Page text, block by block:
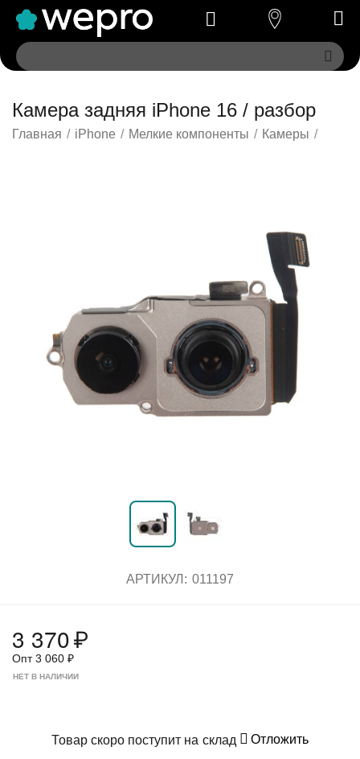
Камера задняя iPhone 16 / разбор
Главная / iPhone / Мелкие компоненты / Камеры /
АРТИКУЛ: 011197
3 370₽
Опт3 060 ₽
НЕТ В НАЛИЧИИ
Товар скоро поступит на склад Отложить